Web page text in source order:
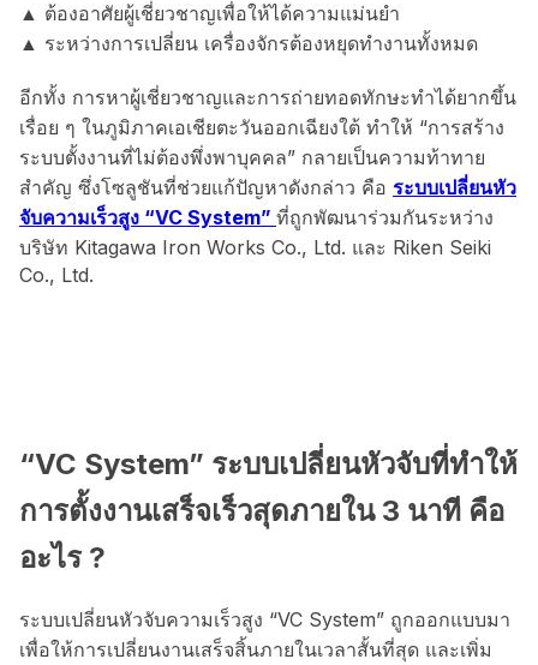
▲ ต้องอาศัยผู้เชี่ยวชาญเพื่อให้ได้ความแม่นยำ
▲ ระหว่างการเปลี่ยน เครื่องจักรต้องหยุดทำงานทั้งหมด
อีกทั้ง การหาผู้เชี่ยวชาญและการถ่ายทอดทักษะทำได้ยากขึ้น
เรื่อย ๆ ในภูมิภาคเอเชียตะวันออกเฉียงใต้ ทำให้ “การสร้าง
ระบบตั้งงานที่ไม่ต้องพึ่งพาบุคคล” กลายเป็นความท้าทาย
สำคัญ ซึ่งโซลูชันที่ช่วยแก้ปัญหาดังกล่าว คือ ระบบเปลี่ยนหัว
จับความเร็วสูง “VC System” ที่ถูกพัฒนาร่วมกันระหว่าง
บริษัท Kitagawa Iron Works Co., Ltd. และ Riken Seiki
Co., Ltd.
“VC System” ระบบเปลี่ยนหัวจับที่ทำให้
การตั้งงานเสร็จเร็วสุดภายใน 3 นาที คือ
อะไร ?
ระบบเปลี่ยนหัวจับความเร็วสูง “VC System” ถูกออกแบบมา
เพื่อให้การเปลี่ยนงานเสร็จสิ้นภายในเวลาสั้นที่สุด และเพิ่ม